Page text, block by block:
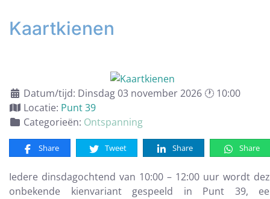
Kaartkienen
Datum/tijd: Dinsdag 03 november 2026 🕐 10:00
Locatie: Punt 39
Categorieën: Ontspanning
Share Tweet Share Share
Iedere dinsdagochtend van 10:00 – 12:00 uur wordt
onbekende kienvariant gespeeld in Punt 39,